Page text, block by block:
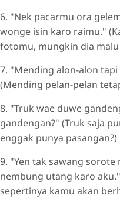
6. "Nek pacarmu ora
wonge isin karo raimu."
fotomu, mungkin dia
7. "Mending alon-alon
(Mending pelan-pelan
8. "Truk wae duwe
gandengan?" (Truk saja
enggak punya pasangan?)
9. "Yen tak sawang
nembung utang karo
sepertinya kamu akan